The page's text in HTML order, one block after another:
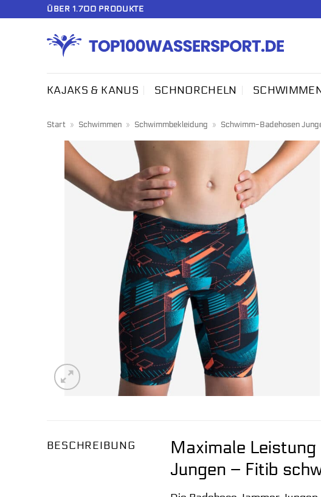
ÜBER 1.700 PRODUKTE
KAJAKS & KANUS SCHNORCHELN
Start » Schwimmen » Schwimmbekleidung » Schwimm-Badehosen
BESCHREIBUNG
Maximale
Jungen – Fitib